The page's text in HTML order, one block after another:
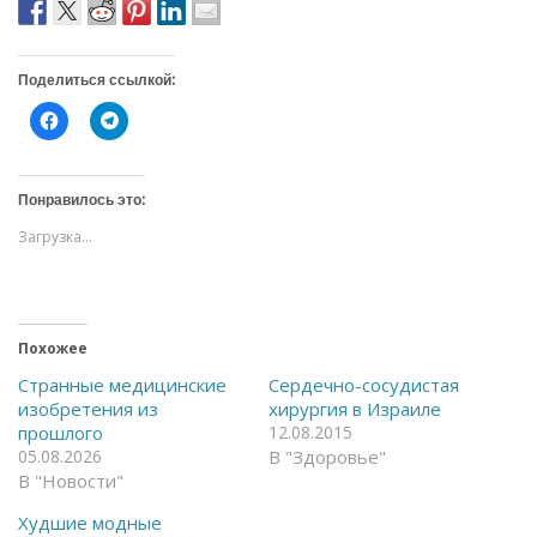
Поделиться ссылкой:
Н
а
и
т
е
ч
о
к
ы
т
ь
н
а
F
a
c
b
Н
а
и
т
е
л
и
т
в
l
Понравилось это:
Загрузка...
Похожее
Странные медицинские
изобретения из
прошлого
05.08.2026
В "Новости"
Сердечно-сосудистая
хирургия в Израиле
12.08.2015
В "Здоровье"
Худшие модные